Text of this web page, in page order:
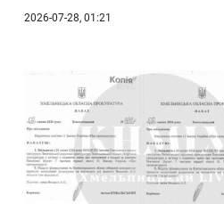
2026-07-28, 01:21